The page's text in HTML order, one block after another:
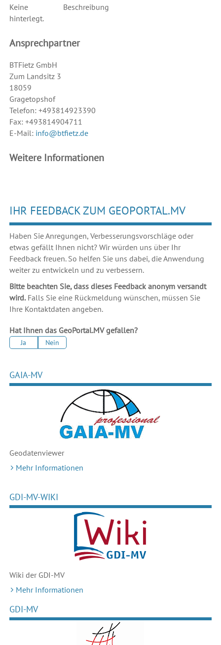
Keine Beschreibung
hinterlegt.
Ansprechpartner
BTFietz GmbH
Zum Landsitz 3
18059
Gragetopshof
Telefon: +493814923390
Fax: +493814904711
E-Mail: info@btfietz.de
Weitere Informationen
IHR FEEDBACK ZUM GEOPORTAL.MV
Haben Sie Anregungen, Verbesserungsvorschläge oder
etwas gefällt Ihnen nicht? Wir würden uns über Ihr
Feedback freuen. So helfen Sie uns dabei, die Anwendung
weiter zu entwickeln und zu verbessern.
Bitte beachten Sie, dass dieses Feedback anonym versandt
wird.Falls Sie eine Rückmeldung wünschen, müssen Sie
Ihre Kontaktdaten angeben.
Hat Ihnen das GeoPortal.MV gefallen?
Ja Nein
GAIA-MV
Geodatenviewer
Mehr Informationen
GDI-MV-WIKI
Wiki der GDI-MV
Mehr Informationen
GDI-MV